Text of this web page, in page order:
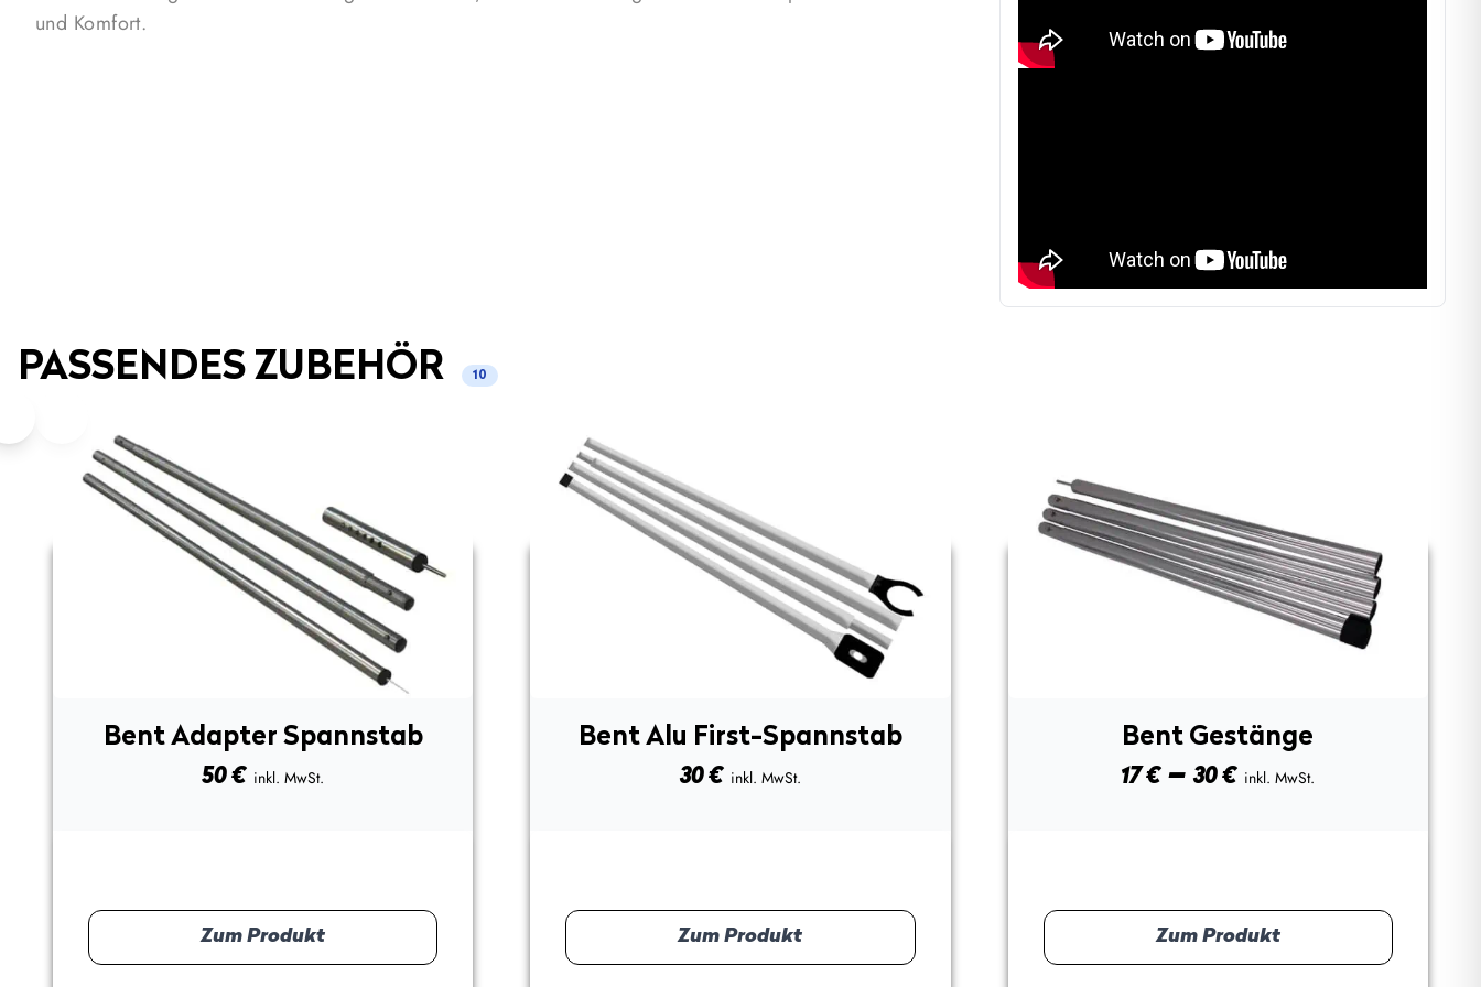
und Komfort.
PASSENDES ZUBEHÖR 10
Bent Adapter Spannstab
50€ inkl. MwSt.
Zum Produkt
Bent Alu First-Spannstab
30 € inkl. MwSt.
Zum Produkt
Bent Gestänge
17€ –30€Preisspanne:
inkl. MwSt.
Zum Produkt